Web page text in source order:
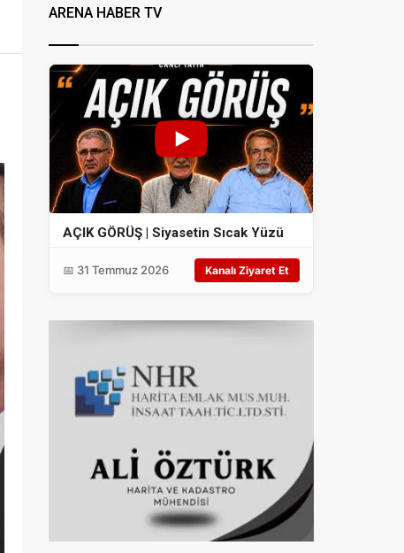
ARENA HABER TV
AÇIK GÖRÜŞ | Siyasetin Sıcak Yüzü
📅 31 Temmuz 2026 Kanalı Ziyaret Et